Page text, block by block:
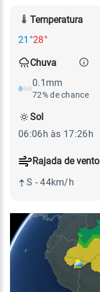
Temperatura
21°28°
Chuva
0.1mm
72% de chance
Rajada de vento
S - 44km/h
Sol
06:06h às 17:26h